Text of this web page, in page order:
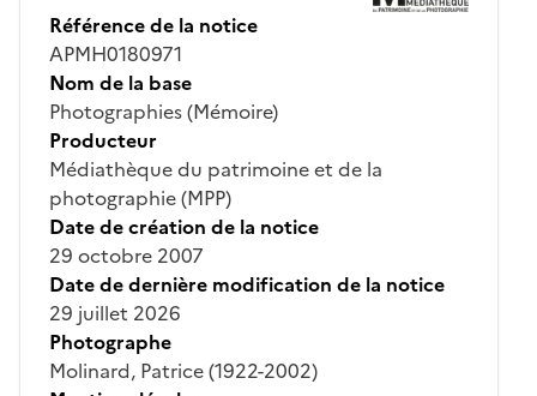
Référence de la notice
APMH0180971
Nom de la base
Photographies (Mémoire)
Producteur
Médiathèque du patrimoine et de la
photographie (MPP)
Date de création de la notice
29 octobre 2007
Date de dernière modification de la notice
29 juillet 2026
Photographe
Molinard, Patrice (1922-2002)